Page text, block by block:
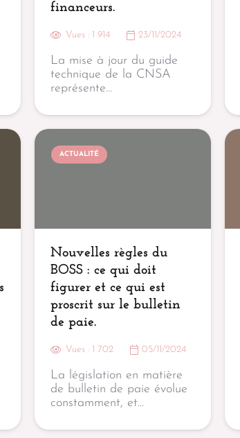
financeurs.
Vues : 1 914 23/11/2024
La mise à jour du guide
technique de la CNSA
représente…
ACTUALITÉ
Nouvelles règles du
BOSS : ce qui doit
figurer et ce qui est
proscrit sur le bulletin
de paie.
Vues : 1 702 05/11/2024
La législation en matière
de bulletin de paie évolue
constamment, et…